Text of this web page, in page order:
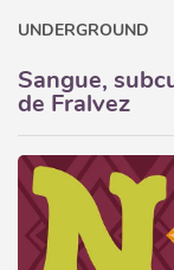
UNDERGROUND
Sangue,
de Fralvez